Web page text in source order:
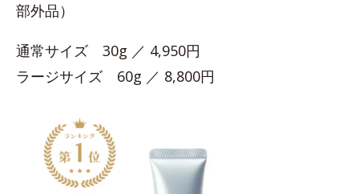
部外品）
通常サイズ 30g ／ 4,950円
ラージサイズ 60g ／ 8,800円